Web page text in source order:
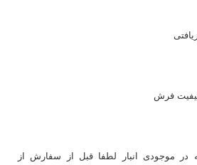
در موجودی انبار لطفا قبل از سفارش از